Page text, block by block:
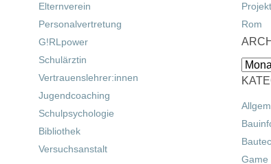
Elternverein
Personalvertretung
G!RLpower
Schulärztin
Vertrauenslehrer:innen
Jugendcoaching
Schulpsychologie
Bibliothek
Versuchsanstalt
Rom
Archiv
Game